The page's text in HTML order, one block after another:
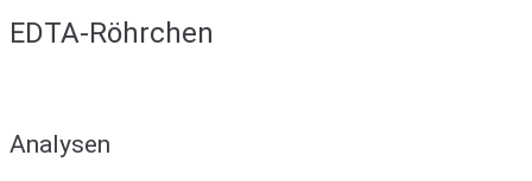
EDTA-Röhrchen
Analysen